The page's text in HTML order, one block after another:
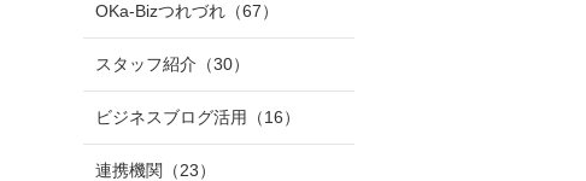
OKa-Bizつれづれ （67）
スタッフ紹介 （30）
ビジネスブログ活用 （16）
連携機関 （23）